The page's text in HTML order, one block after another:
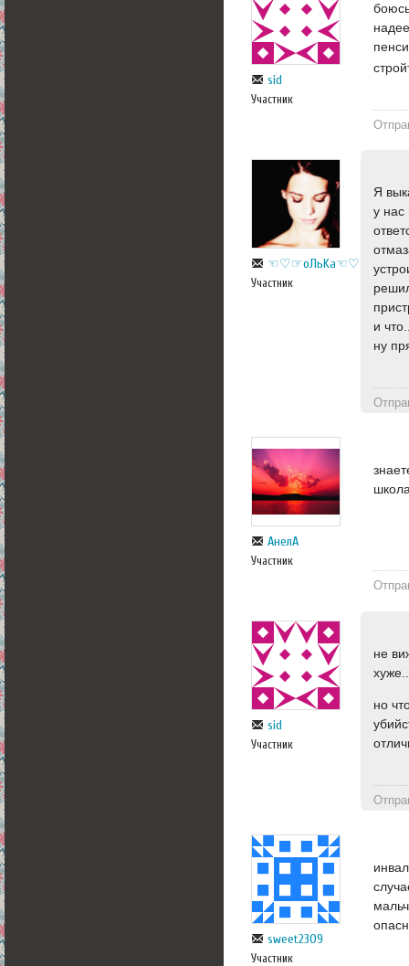
sid
Участник
☜♡☞оЛьKa☜♡☞
Участник
Я
у нас
и
ну
АнелА
Участник
sid
Участник
не
но
sweet2309
Участник